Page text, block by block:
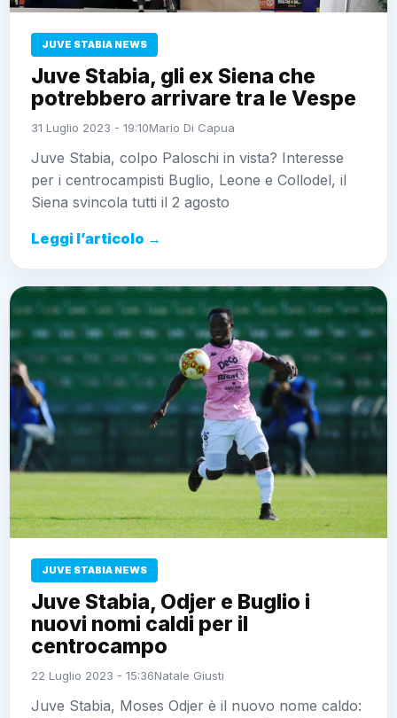
JUVE STABIA NEWS
Juve Stabia, gli ex Siena che
potrebbero arrivare tra le Vespe
31 Luglio 2023 - 19:10Mario Di Capua
Juve Stabia, colpo Paloschi in vista? Interesse
per i centrocampisti Buglio, Leone e Collodel, il
Siena svincola tutti il 2 agosto
Leggi l’articolo →
JUVE STABIA NEWS
Juve Stabia, Odjer e Buglio i
nuovi nomi caldi per il
centrocampo
22 Luglio 2023 - 15:36Natale Giusti
Juve Stabia, Moses Odjer è il nuovo nome caldo: